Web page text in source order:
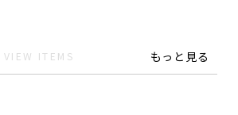
VIEW ITEMS もっと見る